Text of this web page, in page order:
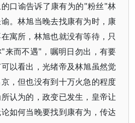
口谕告诉了康有为的"粉丝"林
。林旭当晚去找康有为时，康
寓所，林旭也就没有等待，只
来而不遇"，嘱明日勿出，有要
以看出，光绪帝及林旭虽然觉
，但也没有到十万火急的程度
所认为的，政变已发生，皇帝让
如何当晚要找到康有为，传达